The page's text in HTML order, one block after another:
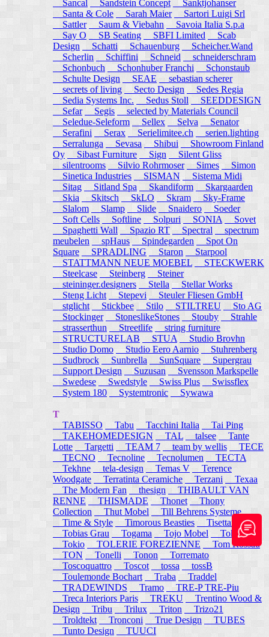
Sancal
Sandstein Concept
Sanktjohanser
Santa & Cole
Sarah Maier
Sartori Luigi Srl
Sattler
Saum & Viebahn
Savoia Italia S.p.a
Say O
SB Seating SBFI Limited
Scab
Design
Schatti Schauenburg
Scheicher.Wand
Scherlin
Schiffini Schneid
schneiderschram
Schonbuch
Schonhuber Franchi
Schonstaub
Schulte Design
SEAE
sebastian scherer
secrets of living
Secto Design
Sedes Regia
Sedia Systems Inc.
Sedus Stoll
SEEDDESIGN
Sefar
Segis
selected by Materials Council
Seledue-Seleform
Sellex Selva
Senator
Serafini
Serax Serielimitee.ch
serien.lighting
Serralunga
Sevasa Shibui
Showroom Finland
Oy
Sibast Furniture Sign
Silent Gliss
silentrooms
Silvio Rohrmoser Simes Simon
Sinetica Industries
SISMAN
Sistema Midi
Sitag
Sitland Spa Skandiform
Skargaarden
Skia
Skitsch SkLO Skram
Sky-Frame
Slalom
Slamp Slide Snaidero
Soeder
Soft Cells
Softline Solpuri SONIA
Sovet
Spaghetti Wall
Spazio RT Spectral
spectrum
meubelen
spHaus Spindegarden
Spot On
Square
SPRADLING Staron
Starpool
STATTMANN NEUE MOEBEL
STECKWERK
Steelcase
Steinberg
Steiner
steininger.designers
Stella Stellar Works
Steng Licht
Stepevi
Steuler Fliesen GmbH
stglicht
Stickbee Stilo STILTREU
Sto AG
Stockinger
StoneslikeStones Stouby
Strahle
strasserthun
Streetlife
string furniture
STRUCTURELAB
STUA
Studio Brovhn
Studio Domo
Studio Eero Aarnio
Stuhrenberg
Sudbrock
Sunbrella SunSquare
Supergrau
Support Design
Suzusan
Svensson Markspelle
Swedese
Swedstyle Swiss Plus
Swissflex
System 180
Systemtronic Sywawa
T
TABISSO
Tabu Tacchini Italia
Tai Ping
TAKEHOMEDESIGN
TAL talsee
Tante
Lotte
Targetti TEAM 7 team by wellis
TECE
TECNO
Tecnoline Tecnolumen
TECTA
Tekhne
tela-design Temas V
Terence
Woodgate
Terratinta Ceramiche Terzani
Texaa
The Modern Fan
thesign
THIBAULT VAN
RENNE
THISMADE Thonet
Thony
Collection
Thut Mobel
Till Behrens Systeme
Time & Style
Timorous Beasties
Tisettanta
Tobias Grau
Togama Tojo Mobel
Token
Tokio
TOLERIE FOREZIENNE
Tom Rossau
TON
Tonelli Tonon
Torremato
Toscoquattro
Toscot tossa
tossB
Toulemonde Bochart
Traba
Traddel
TRADEWINDS
Tramo
TRE-P TRE-Piu
Treca Interiors Paris
TREKU
Trentino Wood &
Design
Tribu Trilux Triton
Trizo21
Troldtekt Tronconi True Design
TUBES
Tunto Design
TUUCI